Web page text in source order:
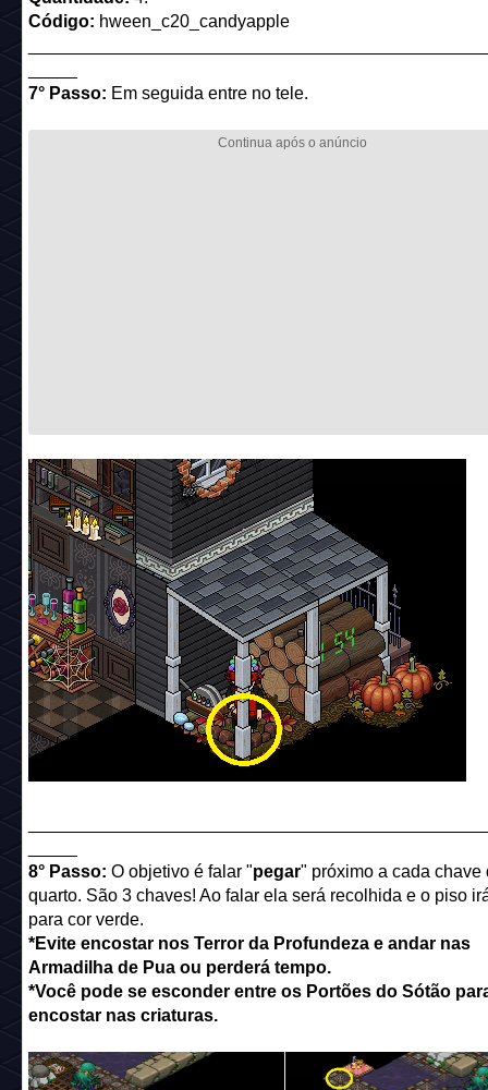
Código: hween_c20_candyapple
7° Passo: Em seguida entre no tele.
8° Passo: O objetivo é falar "pegar" próximo a cada chave
quarto. São 3 chaves! Ao falar ela será recolhida e o piso
para cor verde.
*Evite encostar nos Terror da Profundeza e andar nas
Armadilha de Pua ou perderá tempo.
*Você pode se esconder entre os Portões do Sótão
encostar nas criaturas.